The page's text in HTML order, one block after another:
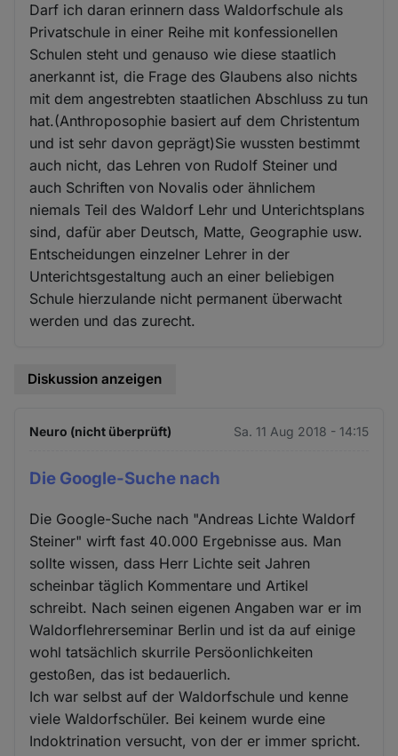
Darf ich daran erinnern dass Waldorfschule als
Privatschule in einer Reihe mit konfessionellen
Schulen steht und genauso wie diese staatlich
anerkannt ist, die Frage des Glaubens also nichts
mit dem angestrebten staatlichen Abschluss zu tun
hat.(Anthroposophie basiert auf dem Christentum
und ist sehr davon geprägt)Sie wussten bestimmt
auch nicht, das Lehren von Rudolf Steiner und
auch Schriften von Novalis oder ähnlichem
niemals Teil des Waldorf Lehr und Unterichtsplans
sind, dafür aber Deutsch, Matte, Geographie usw.
Entscheidungen einzelner Lehrer in der
Unterichtsgestaltung auch an einer beliebigen
Schule hierzulande nicht permanent überwacht
werden und das zurecht.
Diskussion anzeigen
Neuro (nicht überprüft) Sa. 11 Aug 2018 - 14:15
Die Google-Suche nach
Die Google-Suche nach "Andreas Lichte Waldorf
Steiner" wirft fast 40.000 Ergebnisse aus. Man
sollte wissen, dass Herr Lichte seit Jahren
scheinbar täglich Kommentare und Artikel
schreibt. Nach seinen eigenen Angaben war er im
Waldorflehrerseminar Berlin und ist da auf einige
wohl tatsächlich skurrile Persöonlichkeiten
gestoßen, das ist bedauerlich.
Ich war selbst auf der Waldorfschule und kenne
viele Waldorfschüler. Bei keinem wurde eine
Indoktrination versucht, von der er immer spricht.